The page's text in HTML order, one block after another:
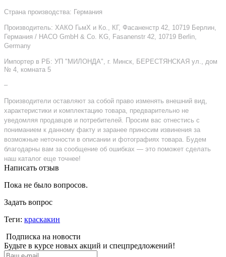
Страна производства: Германия
Производитель: ХАКО ГьмХ и Ко., КГ, Фасаненстр 42, 10719 Берлин,
Германия / HACO GmbH & Co. KG, Fasanenstr 42, 10719 Berlin,
Germany
Импортер в РБ: УП "МИЛОНДА", г. Минск, БЕРЕСТЯНСКАЯ ул., дом
№ 4, комната 5
–
Производители оставляют за собой право изменять внешний вид,
характеристики и комплектацию товара, предварительно не
уведомляя продавцов и потребителей. Просим вас отнестись с
пониманием к данному факту и заранее приносим извинения за
возможные неточности в описании и фотографиях товара. Будем
благодарны вам за сообщение об ошибках — это поможет сделать
наш каталог еще точнее!
Написать отзыв
Пока не было вопросов.
Задать вопрос
Теги: краскакин
Подписка на новости
Будьте в курсе новых акций и спецпредложений!